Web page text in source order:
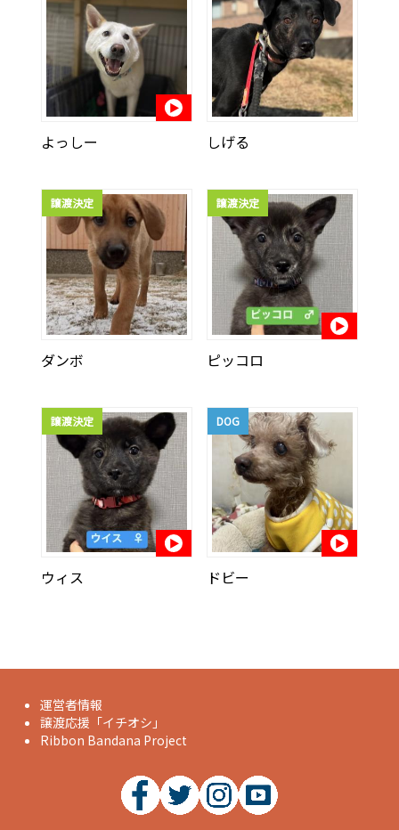
よっしー しげる
譲渡決定
ダンボ
譲渡決定
ピッコロ
譲渡決定
ウィス
DOG
ドビー
運営者情報
譲渡応援「イチオシ」
Ribbon Bandana Project